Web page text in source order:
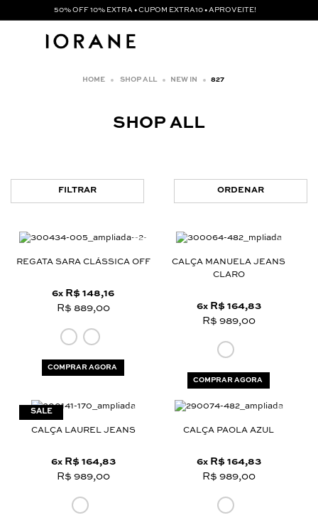
50% OFF 10% EXTRA • CUPOM EXTRA10 • APROVEITE!
SHOP ALL NEW IN 827
SHOP ALL
FILTRAR ORDENAR
REGATA SARA CLÁSSICA OFF
6x R$ 148,16
R$ 889,00
COMPRAR AGORA
CALÇA MANUELA JEANS
CLARO
6x R$ 164,83
R$ 989,00
COMPRAR AGORA
CALÇA LAUREL JEANS
6x R$ 164,83
R$ 989,00
CALÇA PAOLA AZUL
6x R$ 164,83
R$ 989,00